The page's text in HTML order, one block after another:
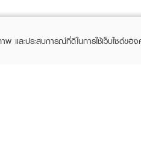
พ และประสบการณ์ที่ดีในการใช้เว็บไซต์ข